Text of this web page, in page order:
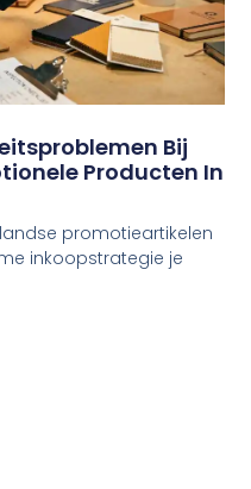
Bij
Producten In
promotieartikelen
inkoopstrategie je